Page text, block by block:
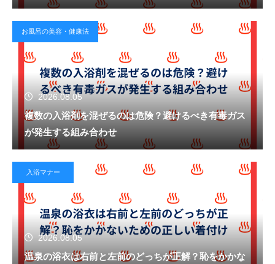
お風呂の美容・健康法
2026.08.05
複数の入浴剤を混ぜるのは危険？避けるべき有毒ガス
が発生する組み合わせ
入浴マナー
2026.08.05
温泉の浴衣は右前と左前のどっちが正解？恥をかかな